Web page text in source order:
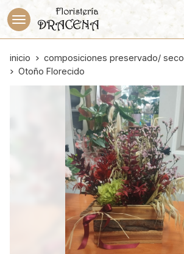
inicio
composiciones preservado/ seco
Otoño Florecido